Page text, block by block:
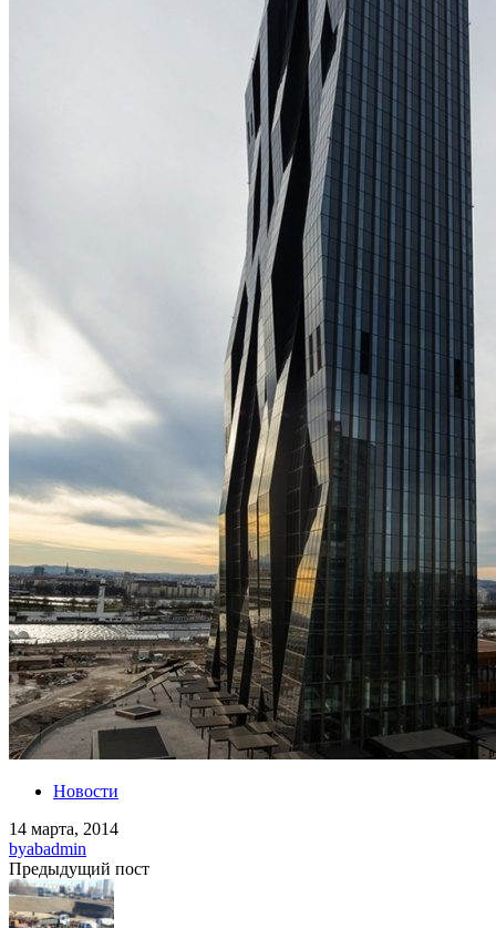
Новости
14 марта, 2014
byabadmin
Предыдущий пост